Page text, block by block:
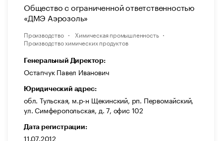
Общество с ограниченной ответственностью
«ДМЭ Аэрозоль»
Производство
Химическая промышленность
Производство химических продуктов
Генеральный Директор:
Остапчук Павел Иванович
Юридический адрес:
обл. Тульская, м.р-н Щекинский, рп. Первомайский,
ул. Симферопольская, д. 7, офис 102
Дата регистрации:
11.07.2012